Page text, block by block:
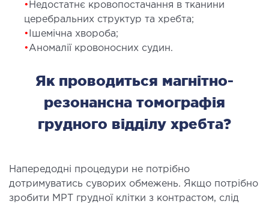
ХІРУРГІЯ
стаціонар
транспортування у Києві та області
хворих)
• Недостатнє кровопостачання в тканини
церебральних структур та хребта;
• Ішемічна хвороба;
•Аномалії кровоносних судин.
Як проводиться магнітно-
резонансна томографія
грудного відділу хребта?
Напередодні процедури не потрібно
дотримуватись суворих обмежень. Якщо потрібно
зробити МРТ грудної клітки з контрастом, слід